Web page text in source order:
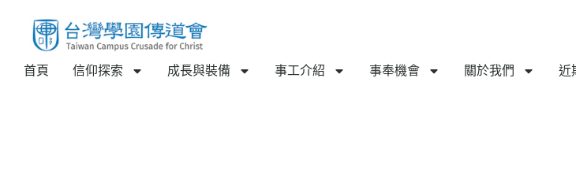
首頁 信仰探索 成長與裝備 事工介紹 事奉機會 關於我們 近